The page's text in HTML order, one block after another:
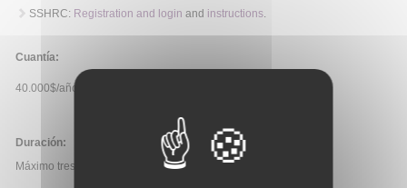
SSHRC: Registration and login and instructions.
Cuantía:
40.000$/año.
Duración:
Máximo tres años.